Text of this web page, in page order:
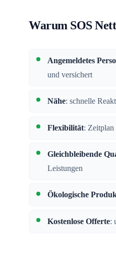
Warum SOS
Angemeldetes
und versichert
Nähe: schnelle
Flexibilität: Zeitplan
Gleichbleibende
Leistungen
Ökologische
Kostenlose Offerte: